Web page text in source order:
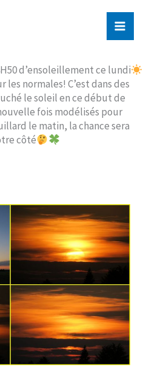
d’ensoleillement ce lundi
les normales! C’est dans des
le soleil en ce début de
fois modélisés pour
le matin, la chance sera
côté